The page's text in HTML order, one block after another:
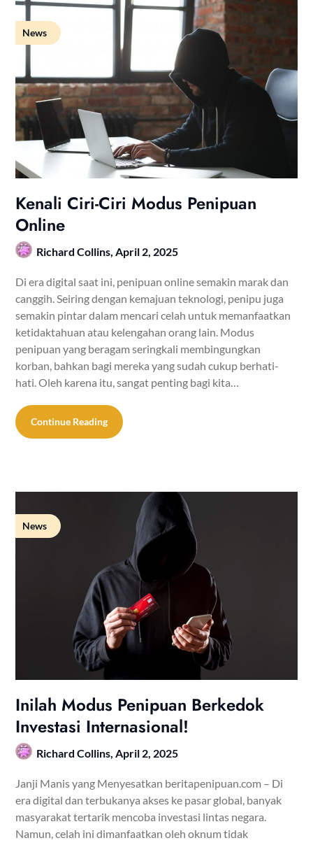
News
Kenali Ciri-Ciri Modus Penipuan
Online
Richard Collins,April 2, 2025
Di era digital saat ini, penipuan online semakin marak dan
canggih. Seiring dengan kemajuan teknologi, penipu juga
semakin pintar dalam mencari celah untuk memanfaatkan
ketidaktahuan atau kelengahan orang lain. Modus
penipuan yang beragam seringkali membingungkan
korban, bahkan bagi mereka yang sudah cukup berhati-
hati. Oleh karena itu, sangat penting bagi kita…
Continue Reading
News
Inilah Modus Penipuan Berkedok
Investasi Internasional!
Richard Collins, April 2, 2025
Janji Manis yang Menyesatkan beritapenipuan.com – Di
era digital dan terbukanya akses ke pasar global, banyak
masyarakat tertarik mencoba investasi lintas negara.
Namun, celah ini dimanfaatkan oleh oknum tidak